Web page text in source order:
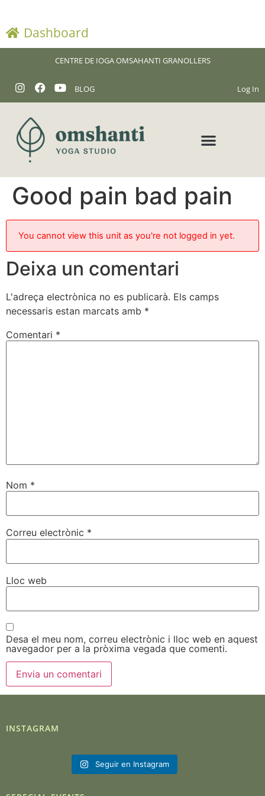
Dashboard
CENTRE DE IOGA OMSAHANTI GRANOLLERS
BLOG Log In
Good pain bad pain
You cannot view this unit as you're not logged in yet.
Deixa un comentari
L'adreça electrònica no es publicarà. Els camps
necessaris estan marcats amb *
Comentari *
Nom *
Correu electrònic *
Lloc web
Desa el meu nom, correu electrònic i lloc web en aquest
navegador per a la pròxima vegada que comenti.
INSTAGRAM
Seguir en Instagram